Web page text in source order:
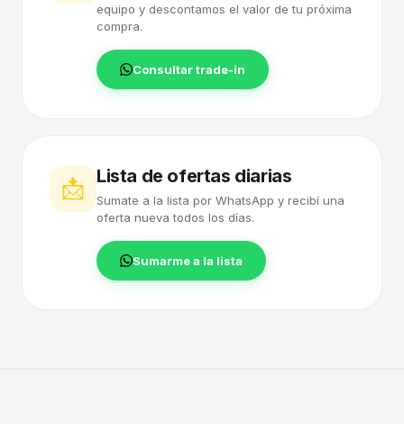
equipo y descontamos el valor de tu próxima
compra.
Consultar trade-in
📩 Lista de ofertas diarias
Sumate a la lista por WhatsApp y recibí una
oferta nueva todos los días.
Sumarme a la lista